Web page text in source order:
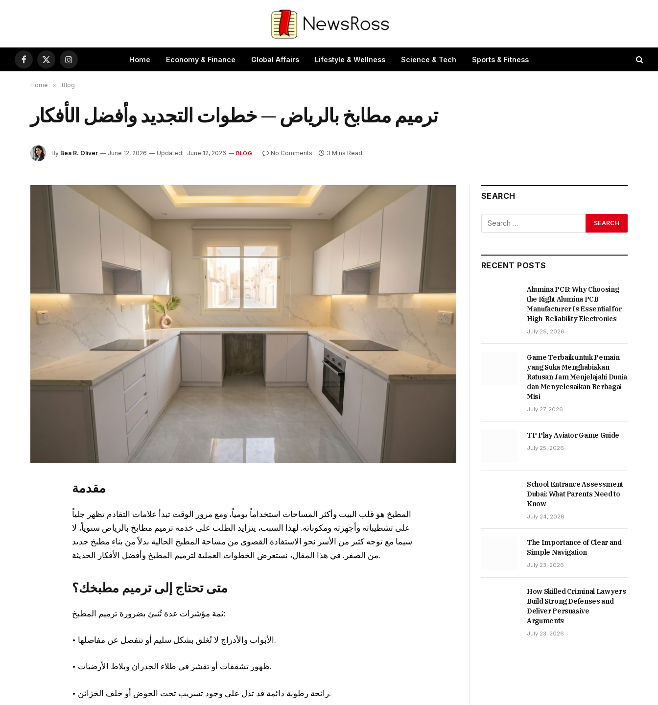
Facebook
X
(Twitter)
Instagram
Home Economy & Finance Global Affairs Lifestyle & Wellness Science & Tech Sports & Fitness
Home » Blog
ترميم مطابخ بالرياض — خطوات التجديد وأفضل الأفكار
By Bea R. Oliver June 12, 2026 Updated: June 12, 2026 BLOG No Comments 3 Mins Read
مقدمة
المطبخ هو قلب البيت وأكثر المساحات استخداماً يومياً، ومع مرور الوقت تبدأ علامات التقادم تظهر جلياً
على تشطيباته وأجهزته ومكوناته. لهذا السبب، يتزايد الطلب على خدمة ترميم مطابخ بالرياض سنوياً، لا
سيما مع توجه كثير من الأسر نحو الاستفادة القصوى من مساحة المطبخ الحالية بدلاً من بناء مطبخ جديد
من الصفر. في هذا المقال، نستعرض الخطوات العملية لترميم المطبخ وأفضل الأفكار الحديثة.
متى تحتاج إلى ترميم مطبخك؟
ثمة مؤشرات عدة تُنبئ بضرورة ترميم المطبخ:
• الأبواب والأدراج لا تُغلق بشكل سليم أو تنفصل عن مفاصلها.
• ظهور تشققات أو تقشر في طلاء الجدران وبلاط الأرضيات.
• رائحة رطوبة دائمة قد تدل على وجود تسريب تحت الحوض أو خلف الخزائن.
SEARCH
RECENT POSTS
Alumina PCB: Why Choosing
the Right Alumina PCB
Manufacturer Is Essential for
High-Reliability Electronics
July 29, 2026
Game Terbaik untuk Pemain
yang Suka Menghabiskan
Ratusan Jam Menjelajahi Dunia
dan Menyelesaikan Berbagai
Misi
July 27, 2026
TP Play Aviator Game Guide
July 25, 2026
School Entrance Assessment
Dubai: What Parents Need to
Know
July 24, 2026
The Importance of Clear and
Simple Navigation
July 23, 2026
How Skilled Criminal Lawyers
Build Strong Defenses and
Deliver Persuasive
Arguments
July 23, 2026